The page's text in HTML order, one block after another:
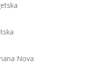
Nova